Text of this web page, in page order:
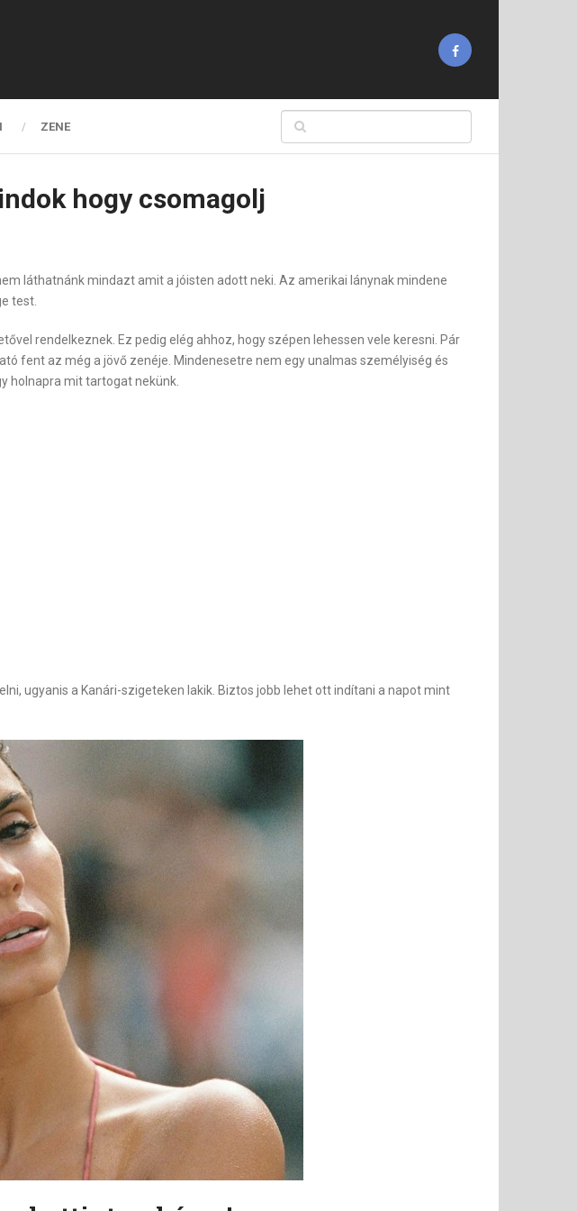
ZENE
hogy csomagolj
láthatnánk mindazt amit a jóisten adott neki. Az amerikai lánynak mindene
test.
rendelkeznek. Ez pedig elég ahhoz, hogy szépen lehessen vele keresni. Pár
fent az még a jövő zenéje. Mindenesetre nem egy unalmas személyiség és
holnapra mit tartogat nekünk.
ugyanis a Kanári-szigeteken lakik. Biztos jobb lehet ott indítani a napot mint